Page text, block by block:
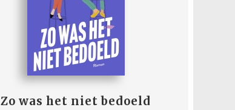
Zo was het niet bedoeld